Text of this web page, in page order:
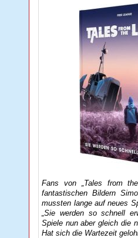
Fans von „Tales from
fantastischen Bildern
mussten lange auf neues
„Sie werden so schnell
Spiele nun aber gleich die
Hat sich die Wartezeit